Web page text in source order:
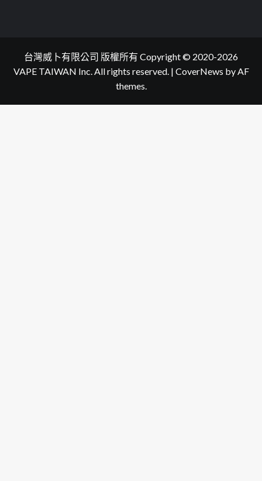
台灣威卜有限公司 版權所有 Copyright © 2020-2026
VAPE TAIWAN Inc. All rights reserved. | CoverNews by AF
themes.